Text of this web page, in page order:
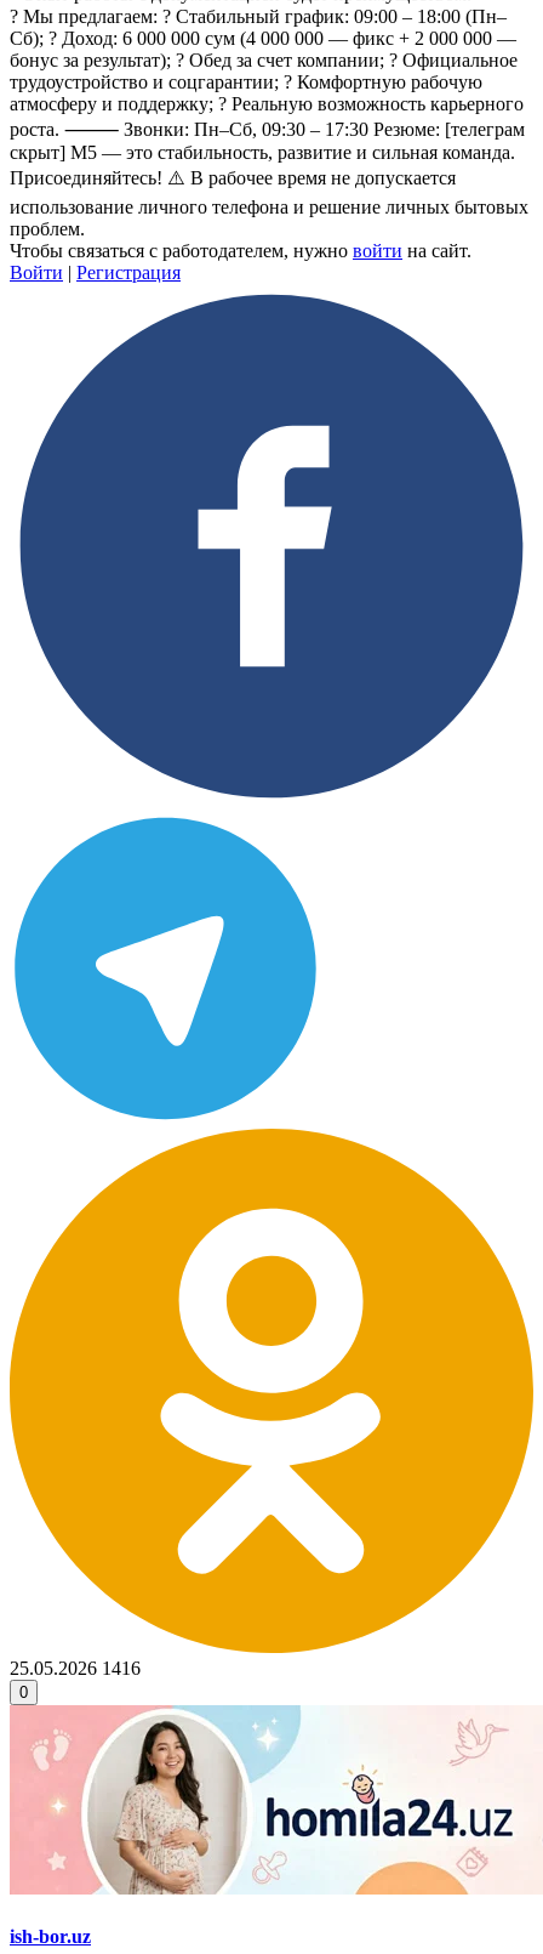
? Мы предлагаем: ? Стабильный график: 09:00 – 18:00 (Пн–
Сб); ? Доход: 6 000 000 сум (4 000 000 — фикс + 2 000 000 —
бонус за результат); ? Обед за счет компании; ? Официальное
трудоустройство и соцгарантии; ? Комфортную рабочую
атмосферу и поддержку; ? Реальную возможность карьерного
роста. ⸻ Звонки: Пн–Сб, 09:30 – 17:30 Резюме: [телеграм
скрыт] M5 — это стабильность, развитие и сильная команда.
Присоединяйтесь! ⚠️ В рабочее время не допускается
использование личного телефона и решение личных бытовых
проблем.
Чтобы связаться с работодателем, нужно войти на сайт.
Войти | Регистрация
25.05.2026 1416
0
ish-bor.uz